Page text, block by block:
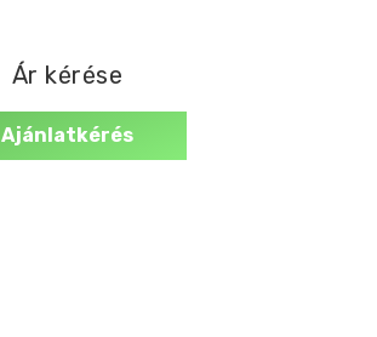
Ár kérése
Ajánlatkérés